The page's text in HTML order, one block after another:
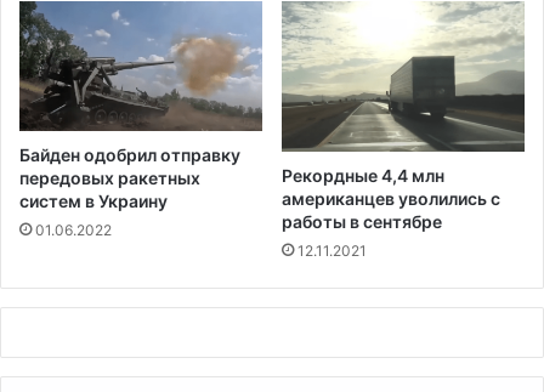
а
л
и
ф
о
н
и
И
Ч
Байден одобрил отправку
передовых ракетных
систем в Украину
01.06.2022
Рекордные 4,4 млн
американцев уволились с
работы в сентябре
12.11.2021